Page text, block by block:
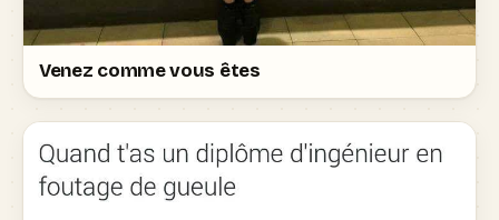
Venez comme vous êtes